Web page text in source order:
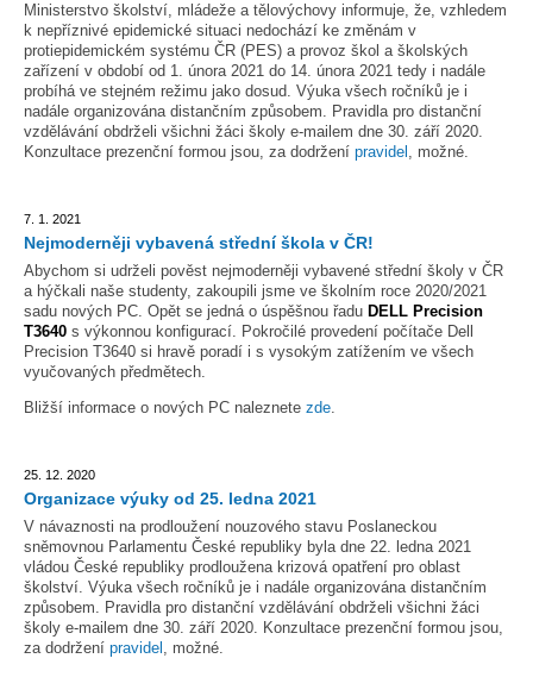
Ministerstvo školství, mládeže a tělovýchovy informuje, že, vzhledem
k nepříznivé epidemické situaci nedochází ke změnám v
protiepidemickém systému ČR (PES) a provoz škol a školských
zařízení v období od 1. února 2021 do 14. února 2021 tedy i nadále
probíhá ve stejném režimu jako dosud. Výuka všech ročníků je i
nadále organizována distančním způsobem. Pravidla pro distanční
vzdělávání obdrželi všichni žáci školy e-mailem dne 30. září 2020.
Konzultace prezenční formou jsou, za dodržení pravidel , možné.
7. 1. 2021
Nejmoderněji vybavená střední škola v ČR!
Abychom si udrželi pověst nejmoderněji vybavené střední školy v ČR
a hýčkali naše studenty, zakoupili jsme ve školním roce 2020/2021
sadu nových PC. Opět se jedná o úspěšnou řadu DELL Precision
T3640 s výkonnou konfigurací. Pokročilé provedení počítače Dell
Precision T3640 si hravě poradí i s vysokým zatížením ve všech
vyučovaných předmětech.
Bližší informace o nových PC naleznete zde.
25. 12. 2020
Organizace výuky od 25. ledna 2021
V návaznosti na prodloužení nouzového stavu Poslaneckou
sněmovnou Parlamentu České republiky byla dne 22. ledna 2021
vládou České republiky prodloužena krizová opatření pro oblast
školství. Výuka všech ročníků je i nadále organizována distančním
způsobem. Pravidla pro distanční vzdělávání obdrželi všichni žáci
školy e-mailem dne 30. září 2020. Konzultace prezenční formou jsou,
za dodržení pravidel , možné.